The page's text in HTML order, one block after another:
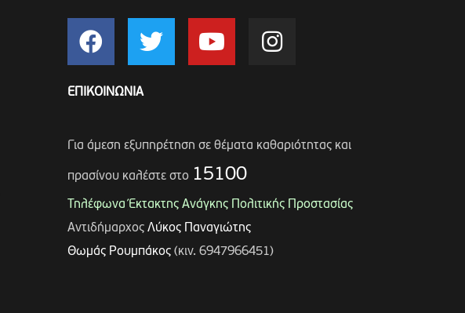
ΕΠΙΚΟΙΝΩΝΙΑ
Για άμεση εξυπηρέτηση σε θέματα καθαριότητας και
πρασίνου καλέστε στο 15100
Τηλέφωνα Έκτακτης Ανάγκης Πολιτικής Προστασίας
Αντιδήμαρχος Λύκος Παναγιώτης
Θωμάς Ρουμπάκος(κιν. 6947966451)